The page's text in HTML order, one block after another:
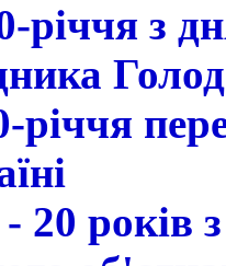
річчя з
річчя
20 років